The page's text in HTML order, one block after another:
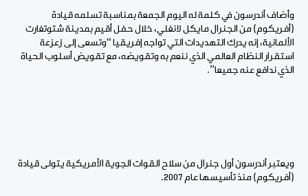
وأضاف أندرسون في كلمة له اليوم الجمعة بمناسبة تسلمه قيادة
(أفريكوم) من الجنرال مايكل لانغلي، خلال حفل أقيم بمدينة شتوتغارت
الألمانية، إنه يدرك التهديدات التي تواجه إفريقيا “وتسعى إلى زعزعة
استقرار النظام العالمي الذي ننعم به وتقويضه، مع تقويض أسلوب الحياة
الذي ندافع عنه جميعا”.
ويعتبر أندرسون أول جنرال من سلاح القوات الجوية الأمريكية يتولى قيادة
(أفريكوم) منذ تأسيسها عام 2007.